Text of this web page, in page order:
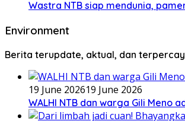
Wastra NTB siap mendunia,
Environment
Berita terupdate, aktual, dan
19 June 202619 June 2026
WALHI NTB dan warga Gili Meno